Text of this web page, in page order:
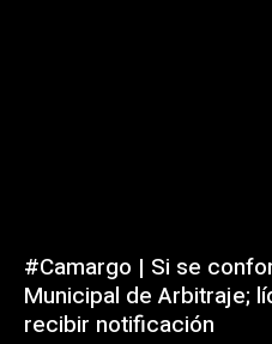
#Camargo | Si se
Municipal de Arbitraje;
recibir notificación